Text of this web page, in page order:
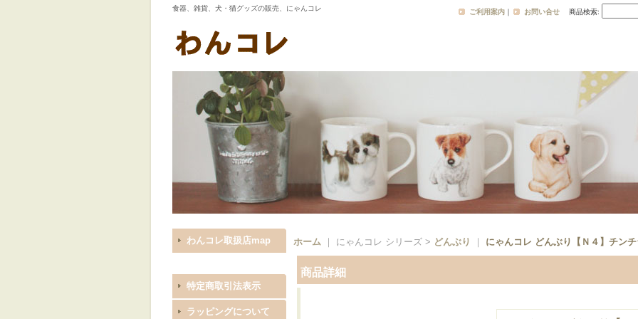
食器、雑貨、犬・猫グッズの販売、にゃんコレ ご利用案内 ｜ お問い合せ 商品検索:
わんコレ取扱店map
特定商取引法表示
ラッピングについて
ホーム ｜ にゃんコレ シリーズ > どんぶり にゃんコレ どんぶり【Ｎ４】チン
商品詳細